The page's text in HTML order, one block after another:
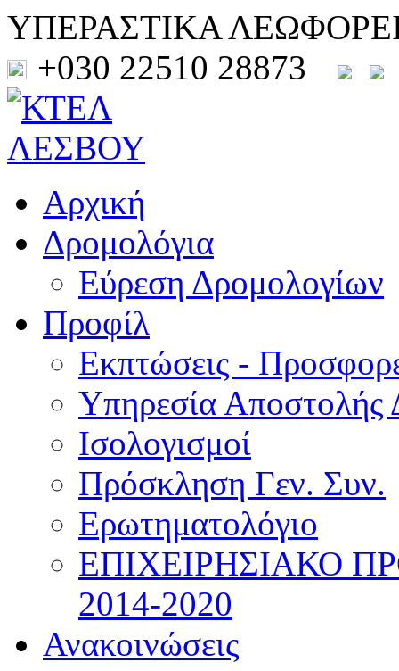
ΥΠΕΡΑΣΤΙΚΑ
+030 22510 28873
Αρχική
Δρομολόγια
Εύρεση Δρομολογίων
Προφίλ
Εκπτώσεις -
Υπηρεσία Αποστολής
Ισολογισμοί
Πρόσκληση Γεν. Συν.
Ερωτηματολόγιο
ΕΠΙΧΕΙΡΗΣΙΑΚΟ
2014-2020
Ανακοινώσεις